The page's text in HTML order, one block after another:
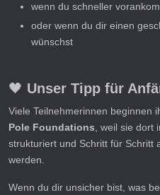
wenn du schneller
oder wenn du dir einen
wünschst
🖤 Unser Tipp für
Viele Teilnehmerinnen beginnen
Pole Foundations , weil sie
strukturiert und Schritt für Schritt
werden.
Wenn du dir unsicher bist, was